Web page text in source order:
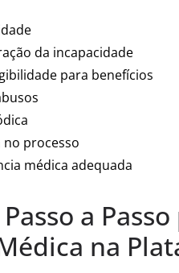
da incapacidade
para benefícios
processo
médica adequada
a
na